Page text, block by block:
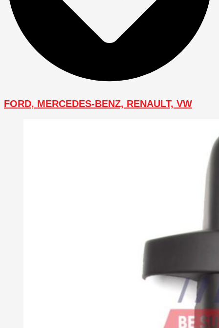
FORD, MERCEDES-BENZ, RENAULT, VW